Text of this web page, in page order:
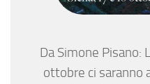
Da Simone Pisano:
ottobre ci saranno